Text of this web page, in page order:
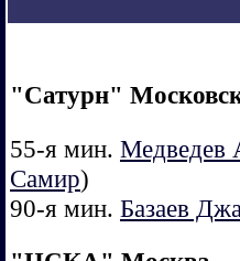
"Сатурн"
55-я мин. Медведев
Самир)
90-я мин. Базаев